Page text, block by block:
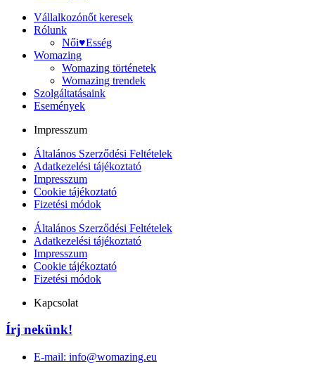
Vállalkozónőt keresek
Rólunk
Női♥Esség
Womazing
Womazing történetek
Womazing trendek
Szolgáltatásaink
Események
Impresszum
Általános Szerződési Feltételek
Adatkezelési tájékoztató
Impresszum
Cookie tájékoztató
Fizetési módok
Általános Szerződési Feltételek
Adatkezelési tájékoztató
Impresszum
Cookie tájékoztató
Fizetési módok
Kapcsolat
Írj nekünk!
E-mail: info@womazing.eu